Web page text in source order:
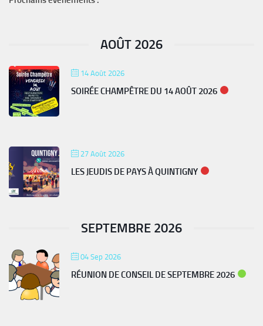
AOÛT 2026
14 Août 2026
SOIRÉE CHAMPÊTRE DU 14 AOÛT 2026
27 Août 2026
LES JEUDIS DE PAYS À QUINTIGNY
SEPTEMBRE 2026
04 Sep 2026
RÉUNION DE CONSEIL DE SEPTEMBRE 2026